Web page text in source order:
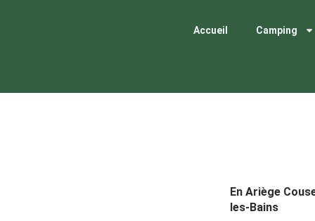
Accueil Camping
En Ariège
les-Bains